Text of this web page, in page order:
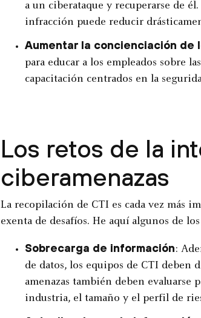
a un ciberataque y recuperarse de
infracción puede reducir
Aumentar la concienciación de
para educar a los empleados sobre
capacitación centrados en la
Los retos de la
ciberamenazas
La recopilación de CTI es cada vez más
exenta de desafíos. He aquí algunos de
Sobrecarga de información:
de datos, los equipos de CTI deben
amenazas también deben evaluarse
industria, el tamaño y el perfil de